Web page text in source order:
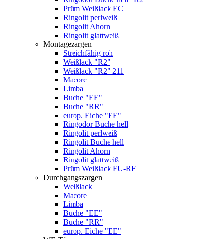
Prüm Weißlack EC
Ringolit perlweiß
Ringolit Ahorn
Ringolit glattweiß
Montagezargen
Streichfähig roh
Weißlack "R2"
Weißlack "R2" 211
Macore
Limba
Buche "EE"
Buche "RR"
europ. Eiche "EE"
Ringodor Buche hell
Ringolit perlweiß
Ringolit Buche hell
Ringolit Ahorn
Ringolit glattweiß
Prüm Weißlack FU-RF
Durchgangszargen
Weißlack
Macore
Limba
Buche "EE"
Buche "RR"
europ. Eiche "EE"